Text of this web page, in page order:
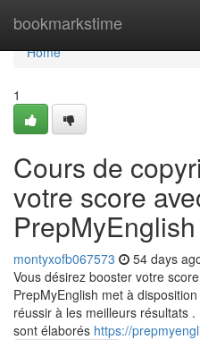
bookmarkstime
Home
Home
1
Cours de
votre score
PrepMyEnglish
montyxofb067573 54 days
Vous désirez booster votre
PrepMyEnglish met à
réussir à les meilleurs résultats
sont élaborés https://